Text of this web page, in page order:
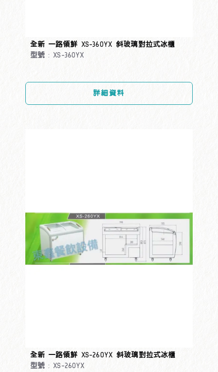
全新 一路領鮮 XS-360YX 斜玻璃對拉式冰櫃
型號 : XS-360YX
詳細資料
全新 一路領鮮 XS-260YX 斜玻璃對拉式冰櫃
型號 : XS-260YX